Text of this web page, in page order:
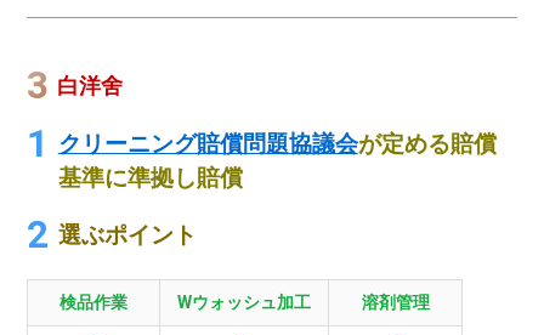
白洋舍
クリーニング賠償問題協議会が定める賠償
基準に準拠し賠償
選ぶポイント
検品作業 Wウォッシュ加工 溶剤管理